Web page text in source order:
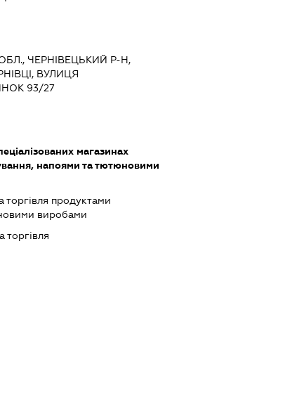
ЧЕРНІВЕЦЬКИЙ Р-Н,
ВУЛИЦЯ
93/27
магазинах
напоями та тютюновими
торгівля продуктами
виробами
торгівля